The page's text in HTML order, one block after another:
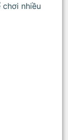
nhiều